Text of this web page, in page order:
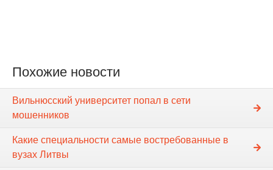
Похожие новости
Вильнюсский университет попал в сети
мошенников
Какие специальности самые востребованные в
вузах Литвы